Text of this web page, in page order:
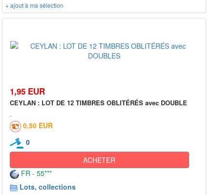
+ ajout à ma sélection
1,95 EUR
CEYLAN : LOT DE 12 TIMBRES OBLITÉRÉS avec DOUBLE
0,50 EUR
0
ACHETER
FR - 55***
Lots, collections